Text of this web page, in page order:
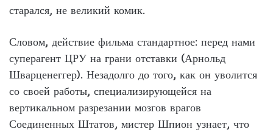
старался, не великий комик.
Словом, действие фильма стандартное: перед нами
суперагент ЦРУ на грани отставки (Арнольд
Шварценеггер). Незадолго до того, как он уволится
со своей работы, специализирующейся на
вертикальном разрезании мозгов врагов
Соединенных Штатов, мистер Шпион узнает, что